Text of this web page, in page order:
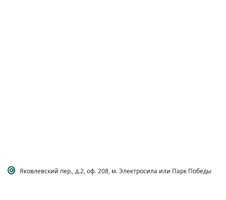
Яковлевский пер., д.2, оф. 208, м. Электросила или Парк Победы